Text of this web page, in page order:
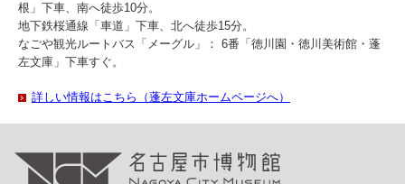
根」下車、南へ徒歩10分。
地下鉄桜通線「車道」下車、北へ徒歩15分。
なごや観光ルートバス「メーグル」： 6番「徳川園・徳川美術館・蓬
左文庫」下車すぐ。
詳しい情報はこちら（蓬左文庫ホームページへ）